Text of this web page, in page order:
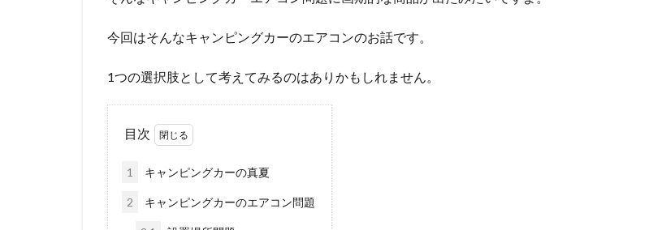
今回はそんなキャンピングカーのエアコンのお話です。
1つの選択肢として考えてみるのはありかもしれません。
目次
1 キャンピングカーの真夏
2 キャンピングカーのエアコン問題